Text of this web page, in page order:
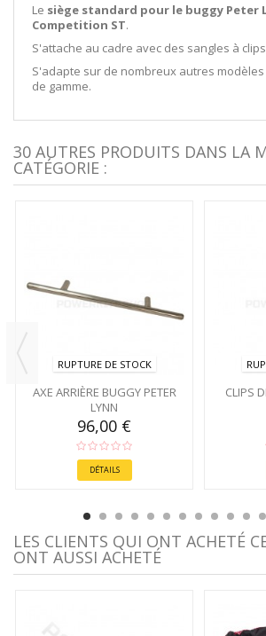
Le siège standard pour le buggy Peter
Competition ST.
S'attache au cadre avec des sangles à
S'adapte sur de nombreux autres
de gamme.
30 AUTRES PRODUITS DANS LA
CATÉGORIE :
RUPTURE DE STOCK
AXE ARRIÈRE BUGGY PETER
LYNN
96,00 €
DÉTAILS
CLIPS
LES CLIENTS QUI ONT ACHETÉ
ONT AUSSI ACHETÉ